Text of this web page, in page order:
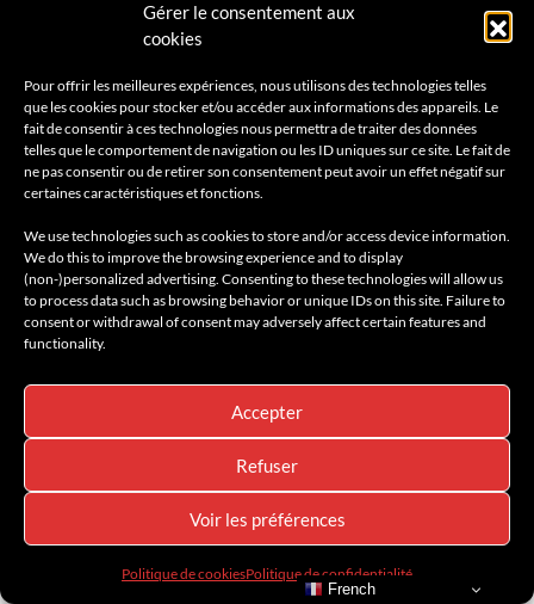
Gérer le consentement aux
cookies
Pour offrir les meilleures expériences, nous utilisons des technologies telles
que les cookies pour stocker et/ou accéder aux informations des appareils. Le
fait de consentir à ces technologies nous permettra de traiter des données
telles que le comportement de navigation ou les ID uniques sur ce site. Le fait de
ne pas consentir ou de retirer son consentement peut avoir un effet négatif sur
certaines caractéristiques et fonctions.
We use technologies such as cookies to store and/or access device information.
We do this to improve the browsing experience and to display
(non-)personalized advertising. Consenting to these technologies will allow us
to process data such as browsing behavior or unique IDs on this site. Failure to
consent or withdrawal of consent may adversely affect certain features and
functionality.
Accepter
Refuser
Voir les préférences
Politique de cookiesPolitique de confidentialité
ELECTRIC MOTORS HIGH TECH
INNOVATION
LIFESTYLE MADE IN CHINA MOTORS
NEWS
SÉLECTIONS 4X4
Libérez la puissance du BYD SHARK 6
French